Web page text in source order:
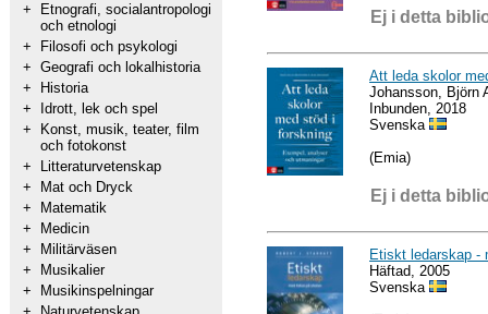
+
Etnografi, socialantropologi
och etnologi
+
Filosofi och psykologi
+ Geografi och lokalhistoria
+
Historia
+
Idrott, lek och spel
+
Konst, musik, teater, film
och fotokonst
+
Litteraturvetenskap
+
Mat och Dryck
+
Matematik
+
Medicin
+
Militärväsen
+
Musikalier
+
Musikinspelningar
Ej i detta
Att leda skolor
Johansson, Björn
Inbunden, 2018
Svenska
(Emia)
Ej i detta
Etiskt ledarskap -
Häftad, 2005
Svenska